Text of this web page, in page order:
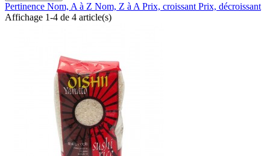
Pertinence Nom, A à Z Nom, Z à A Prix, croissant Prix, décroissant
Affichage 1-4 de 4 article(s)